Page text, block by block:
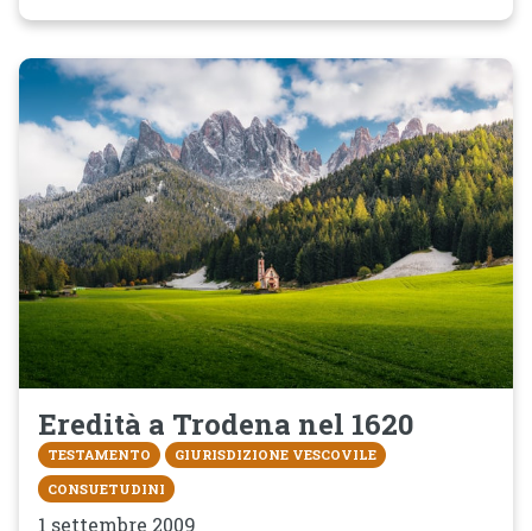
Eredità a Trodena nel 1620
TESTAMENTO
GIURISDIZIONE VESCOVILE
CONSUETUDINI
1 settembre 2009